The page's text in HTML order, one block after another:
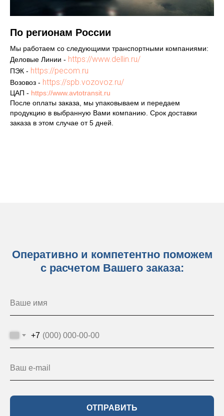
По регионам России
Мы работаем со следующими транспортными компаниями:
Деловые Линии - https://www.dellin.ru/
ПЭК - https://pecom.ru
Возовоз - https://spb.vozovoz.ru/
ЦАП - https://www.avtotransit.ru
После оплаты заказа, мы упаковываем и передаем
продукцию в выбранную Вами компанию. Срок доставки
заказа в этом случае от 5 дней.
Оперативно и компетентно поможем
с расчетом Вашего заказа:
+7
ОТПРАВИТЬ